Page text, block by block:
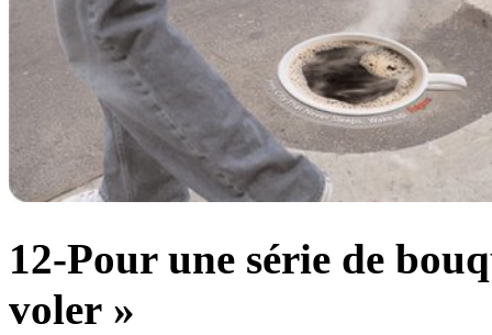
12-Pour une série de
voler »